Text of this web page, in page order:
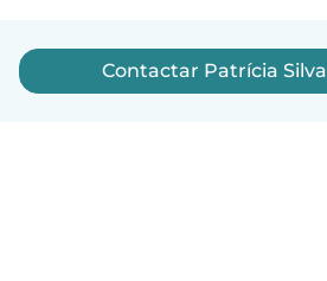
Contactar Patrícia Silva